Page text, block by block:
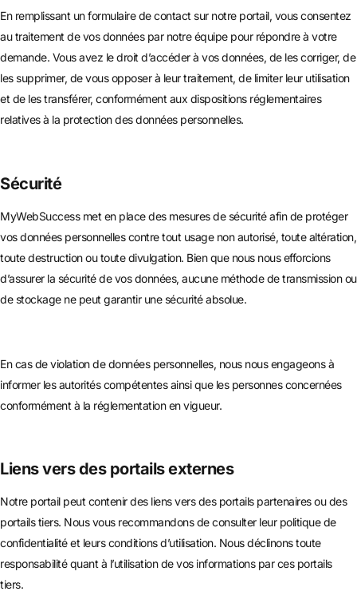
En remplissant un formulaire de contact sur notre portail, vous consentez
au traitement de vos données par notre équipe pour répondre à votre
demande. Vous avez le droit d’accéder à vos données, de les corriger, de
les supprimer, de vous opposer à leur traitement, de limiter leur utilisation
et de les transférer, conformément aux dispositions réglementaires
relatives à la protection des données personnelles.
Sécurité
MyWebSuccess met en place des mesures de sécurité afin de protéger
vos données personnelles contre tout usage non autorisé, toute altération,
toute destruction ou toute divulgation. Bien que nous nous efforcions
d’assurer la sécurité de vos données, aucune méthode de transmission ou
de stockage ne peut garantir une sécurité absolue.
En cas de violation de données personnelles, nous nous engageons à
informer les autorités compétentes ainsi que les personnes concernées
conformément à la réglementation en vigueur.
Liens vers des portails externes
Notre portail peut contenir des liens vers des portails partenaires ou des
portails tiers. Nous vous recommandons de consulter leur politique de
confidentialité et leurs conditions d’utilisation. Nous déclinons toute
responsabilité quant à l’utilisation de vos informations par ces portails
tiers.